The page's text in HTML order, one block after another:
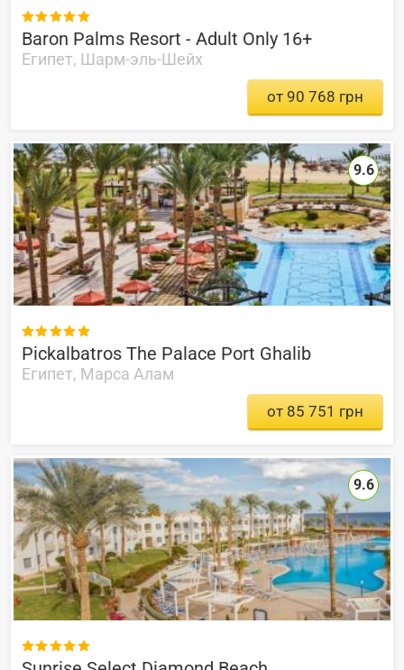

Baron Palms Resort - Adult Only 16+
Египет, Шарм-эль-Шейх
от 90 768 грн

Pickalbatros The Palace Port Ghalib
Египет, Марса Алам
9.6
от 85 751 грн

9.6